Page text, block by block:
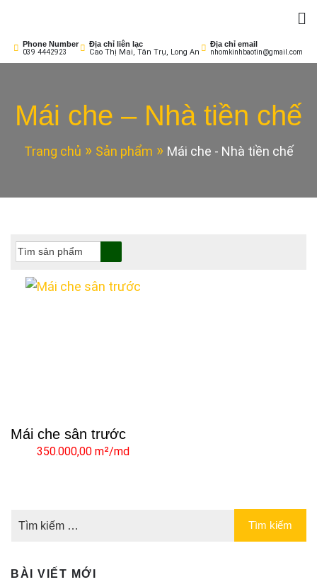
contentNhôm Kính Bảo Tín
Phone Number
039 4442923
Địa chỉ liên lạc
Cao Thị Mai, Tân Trụ, Long An
Địa chỉ email
nhomkinhbaotin@gmail.com
Mái che – Nhà tiền chế
Trang chủ Sản phẩm Mái che - Nhà tiền chế
Mái che sân trước
350.000,00 m²/md
BÀI VIẾT MỚI